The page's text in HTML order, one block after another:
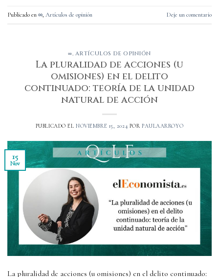
Publicado en∞, Artículos de opinión Deje un comentario
∞, ARTÍCULOS DE OPINIÓN
La pluralidad de acciones (u
omisiones) en el delito
continuado: teoría de la unidad
natural de acción
PUBLICADO ELNOVIEMBRE 15, 2024 POR PAULAARROYO
15
Nov
La pluralidad de acciones (u omisiones) en el delito continuado: